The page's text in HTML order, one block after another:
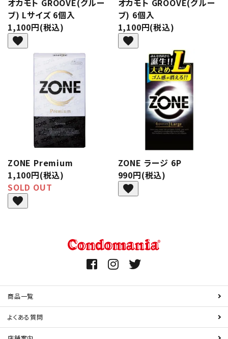
オカモト GROOVE(グルー
ブ) Lサイズ 6個入
1,100円(税込)
favorite
オカモト GROOVE(グルー
ブ) 6個入
1,100円(税込)
favorite
ZONE Premium
1,100円(税込)
SOLD OUT
favorite
ZONE ラージ 6P
990円(税込)
favorite
商品一覧
よくある質問